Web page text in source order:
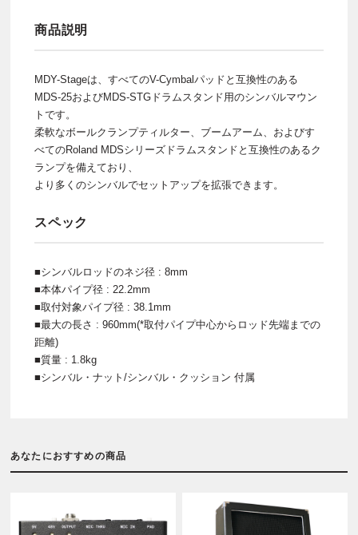
商品説明
MDY-Stageは、すべてのV-Cymbalパッドと互換性のある
MDS-25およびMDS-STGドラムスタンド用のシンバルマウン
トです。
柔軟なボールクランプティルター、ブームアーム、およびす
べてのRoland MDSシリーズドラムスタンドと互換性のあるク
ランプを備えており、
より多くのシンバルでセットアップを拡張できます。
スペック
■シンバルロッドのネジ径 : 8mm
■本体パイプ径 : 22.2mm
■取付対象パイプ径 : 38.1mm
■最大の長さ : 960mm(*取付パイプ中心からロッド先端までの
距離)
■質量 : 1.8kg
■シンバル・ナット/シンバル・クッション 付属
あなたにおすすめの商品